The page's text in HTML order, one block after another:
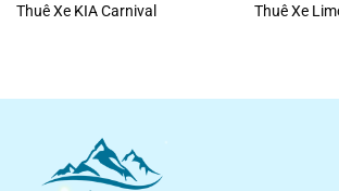
Thuê Xe KIA Carnival Thuê Xe